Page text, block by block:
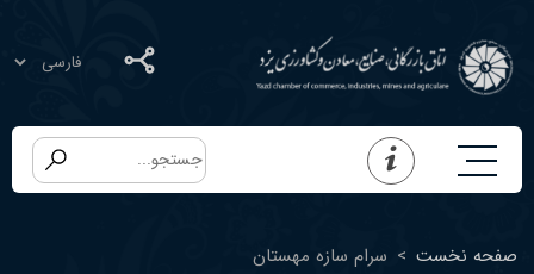
صفحه نخست > سرام سازه مهستان